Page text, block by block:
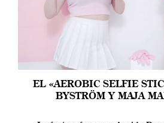
EL «AEROBIC SELFIE
BYSTRÖM Y MAJA